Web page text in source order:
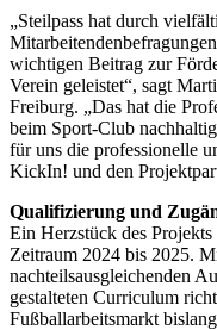
„Steilpass hat durch
wichtigen Beitrag zur
Verein geleistet“, sagt
Freiburg. „Das hat die
beim Sport-Club
für uns die professionelle
KickIn! und den
Qualifizierung und
Ein Herzstück des
Zeitraum 2024 bis 2025.
nachteilsausgleichenden
gestalteten Curriculum
Fußballarbeitsmarkt